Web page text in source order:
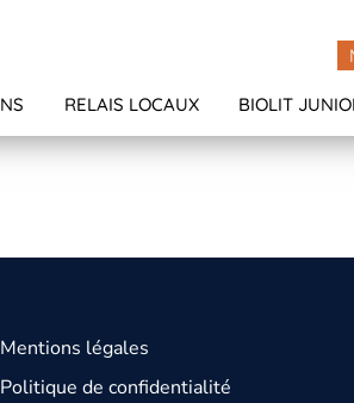
RELAIS LOCAUX BIOLIT
Mentions légales
Politique de confidentialité